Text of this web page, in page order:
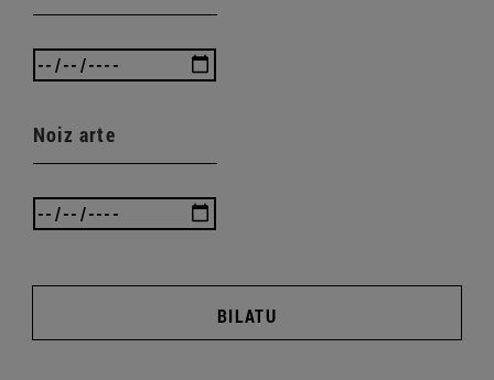
Noiz arte
BILATU